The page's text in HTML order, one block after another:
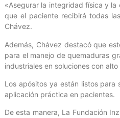
«Asegurar la integridad física y
que el paciente recibirá todas
Chávez.
Además, Chávez destacó que
para el manejo de quemaduras
industriales en soluciones con
Los apósitos ya están listos para
aplicación práctica en pacientes.
De esta manera, La Fundación